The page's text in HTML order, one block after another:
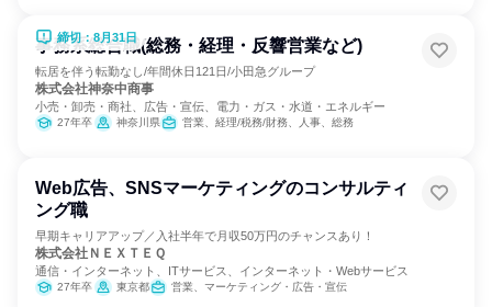
締切：8月31日
事務系総合職(総務・経理・反響営業など)
転居を伴う転勤なし/年間休日121日/小田急グループ
株式会社神奈中商事
小売・卸売・商社、広告・宣伝、電力・ガス・水道・エネルギー
27年卒 神奈川県 営業、経理/税務/財務、人事、総務
Web広告、SNSマーケティングのコンサルティ
ング職
早期キャリアアップ／入社半年で月収50万円のチャンスあり！
株式会社ＮＥＸＴＥＱ
通信・インターネット、ITサービス、インターネット・Webサービス
27年卒 東京都 営業、マーケティング・広告・宣伝